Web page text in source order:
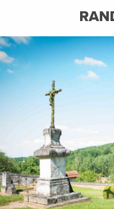
contenu
principal